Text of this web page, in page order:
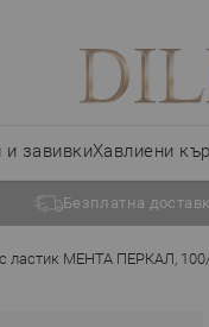
и завивкиХавлиени
Безплатна
ластик МЕНТА ПЕРКАЛ,